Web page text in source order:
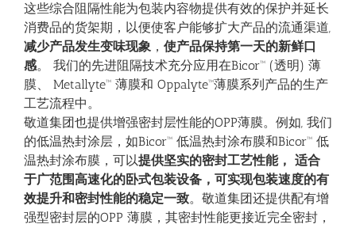
这些综合阻隔性能为包装内容物提供有效的保护并延长
消费品的货架期，以便使客户能够扩大产品的流通渠道,
减少产品发生变味现象 ， 使产品保持第一天的新鲜口
感。 我们的先进阻隔技术充分应用在Bicor™ (透明) 薄
膜、 Metallyte™ 薄膜和 Oppalyte™薄膜系列产品的生产
工艺流程中。
敬道集团也提供增强密封层性能的OPP薄膜。例如, 我们
的低温热封涂层，如Bicor™ 低温热封涂布膜和Bicor™ 低
温热封涂布膜，可以提供坚实的密封工艺性能， 适合
于广范围高速化的卧式包装设备，可实现包装速度的有
效提升和密封性能的稳定一致。敬道集团还提供配有增
强型密封层的OPP 薄膜，其密封性能更接近完全密封，